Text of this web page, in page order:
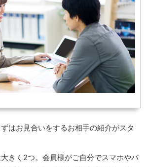
はお見合いをするお相手の紹介がスタ
きく2つ。会員様がご自分でスマホやパ